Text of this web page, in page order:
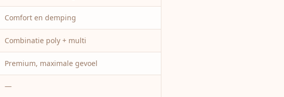
Comfort en demping
Combinatie poly + multi
Premium, maximale gevoel
—